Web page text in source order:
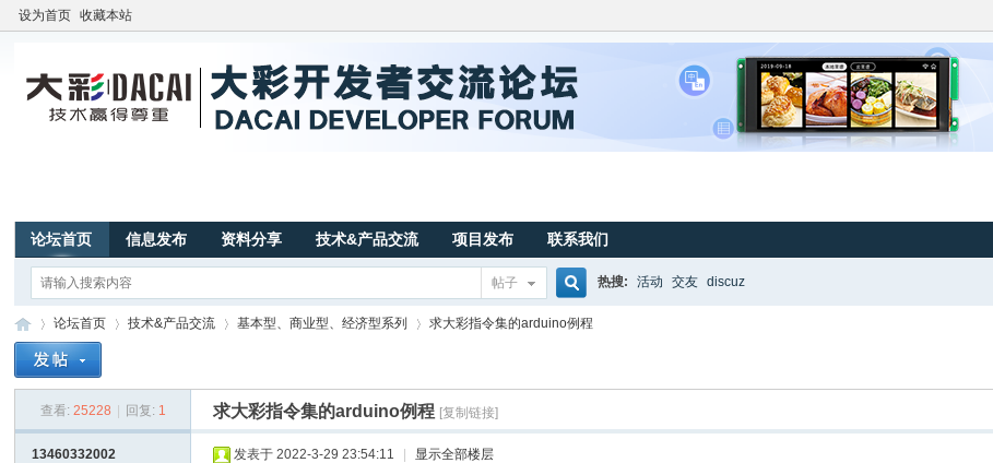
设为首页 收藏本站
论坛首页 信息发布 资料分享 技术&产品交流 项目发布 联系我们
帖子
搜
热搜: 活动 交友 discuz
论坛首页
›
技术&产品交流
›
基本型、商业型、经济型系列
›
求大彩指令集的arduino例程
查看: 25228 回复: 1 求大彩指令集的arduino例程 [复制链接]
13460332002 发表于 2022-3-29 23:54:11 显示全部楼层